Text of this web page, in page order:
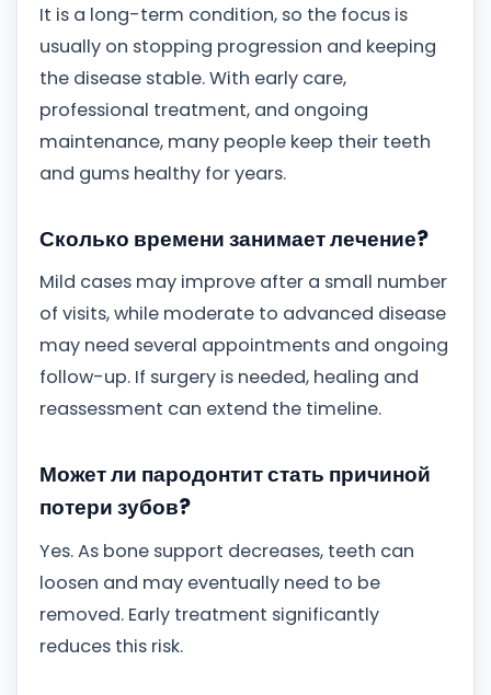
It is a long-term condition, so the focus is
usually on stopping progression and keeping
the disease stable. With early care,
professional treatment, and ongoing
maintenance, many people keep their teeth
and gums healthy for years.
Сколько времени занимает лечение?
Mild cases may improve after a small number
of visits, while moderate to advanced disease
may need several appointments and ongoing
follow-up. If surgery is needed, healing and
reassessment can extend the timeline.
Может ли пародонтит стать причиной
потери зубов?
Yes. As bone support decreases, teeth can
loosen and may eventually need to be
removed. Early treatment significantly
reduces this risk.